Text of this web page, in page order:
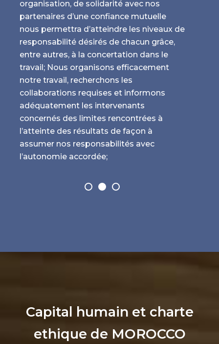
organisation, de solidarité avec nos
partenaires d’une confiance mutuelle
nous permettra d’atteindre les niveaux de
responsabilité désirés de chacun grâce,
entre autres, à la concertation dans le
travail; Nous organisons efficacement
notre travail, recherchons les
collaborations requises et informons
adéquatement les intervenants
concernés des limites rencontrées à
l’atteinte des résultats de façon à
assumer nos responsabilités avec
l’autonomie accordée;
Capital humain et charte
ethique de MOROCCO